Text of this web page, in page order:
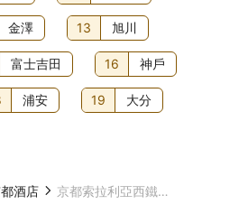
金澤 13 旭川
富士吉田 16 神戶
浦安 19 大分
酒店 京都索拉利亞西鐵尊貴酒店